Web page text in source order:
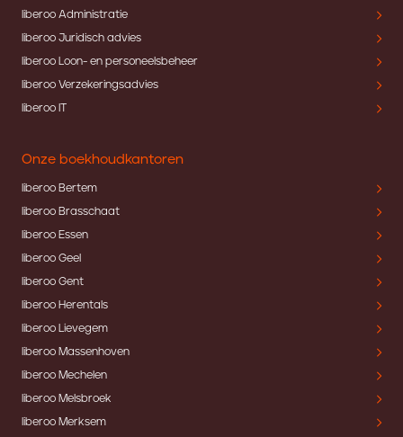
liberoo Administratie
liberoo Juridisch advies
liberoo Loon- en personeelsbeheer
liberoo Verzekeringsadvies
liberoo IT
Onze boekhoudkantoren
liberoo Bertem
liberoo Brasschaat
liberoo Essen
liberoo Geel
liberoo Gent
liberoo Herentals
liberoo Lievegem
liberoo Massenhoven
liberoo Mechelen
liberoo Melsbroek
liberoo Merksem